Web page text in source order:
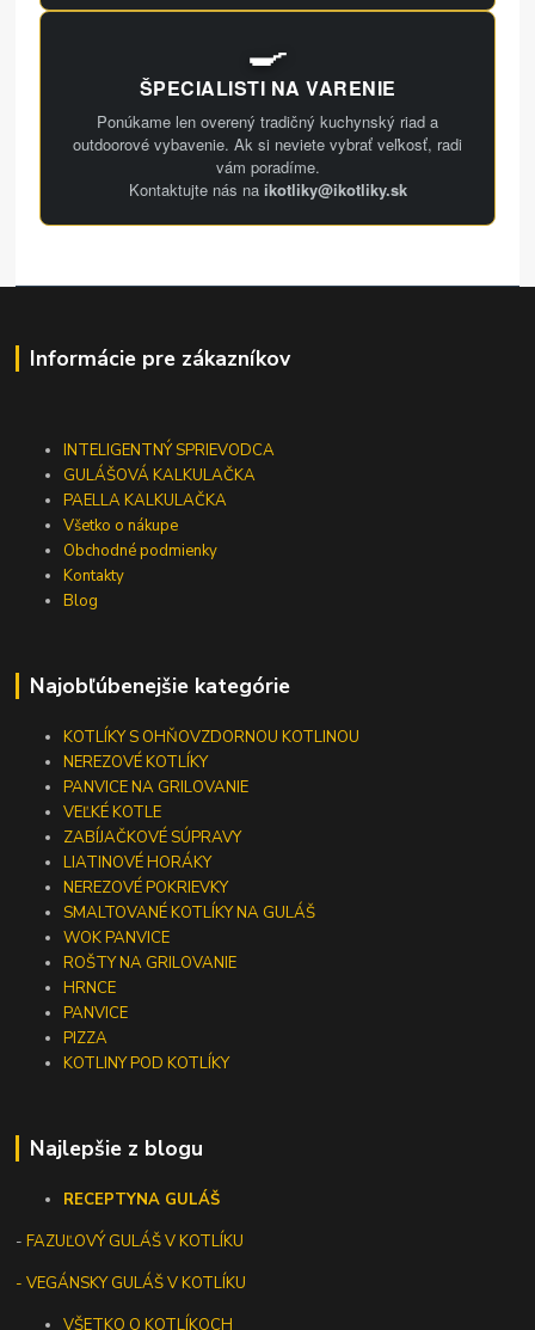
🍳
ŠPECIALISTI NA VARENIE
Ponúkame len overený tradičný kuchynský riad a
outdoorové vybavenie. Ak si neviete vybrať veľkosť, radi
vám poradíme.
Kontaktujte nás na ikotliky@ikotliky.sk
Informácie pre zákazníkov
INTELIGENTNÝ SPRIEVODCA
GULÁŠOVÁ KALKULAČKA
PAELLA KALKULAČKA
Všetko o nákupe
Obchodné podmienky
Kontakty
Blog
Najobľúbenejšie kategórie
KOTLÍKY S OHŇOVZDORNOU KOTLINOU
NEREZOVÉ KOTLÍKY
PANVICE NA GRILOVANIE
VEĽKÉ KOTLE
ZABÍJAČKOVÉ SÚPRAVY
LIATINOVÉ HORÁKY
NEREZOVÉ POKRIEVKY
SMALTOVANÉ KOTLÍKY NA GULÁŠ
WOK PANVICE
ROŠTY NA GRILOVANIE
HRNCE
PANVICE
PIZZA
KOTLINY POD KOTLÍKY
Najlepšie z blogu
RECEPTYNA GULÁŠ
-FAZUĽOVÝ GULÁŠ V KOTLÍKU
- VEGÁNSKY GULÁŠ V KOTLÍKU
VŠETKO O KOTLÍKOCH